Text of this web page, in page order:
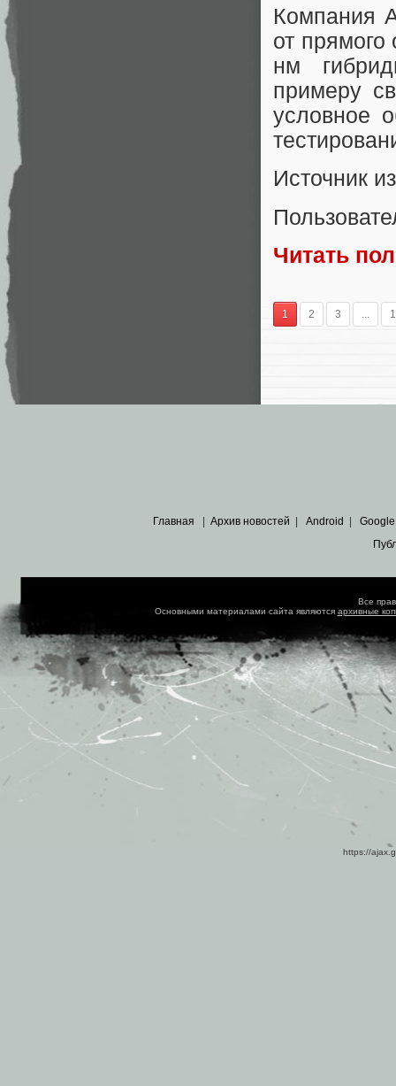
Компания
от прямого
нм
примеру
условное
Источник
Читать
1 2 3 ...
Главная | Архив новостей | Android | Google
Все
Основными материалами сайта являются архивные
https://